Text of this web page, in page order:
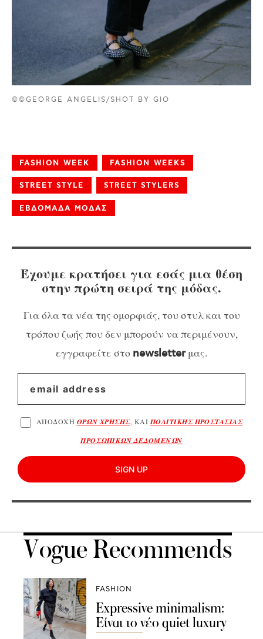
©©GEORGE ANGELIS/SHOT BY GIO
FASHION WEEK FASHION WEEKS
STREET STYLE STREET STYLERS
ΕΒΔΟΜΑΔΑ ΜΟΔΑΣ
Έχουμε κρατήσει για εσάς μια θέση
στην πρώτη σειρά της μόδας.
Για όλα τα νέα της ομορφιάς, του στυλ και του
τρόπου ζωής που δεν μπορούν να περιμένουν,
εγγραφείτε στο newsletterμας.
ΑΠΟΔΟΧΗ ΟΡΩΝ ΧΡΗΣΗΣ, ΚΑΙ ΠΟΛΙΤΙΚΗΣ ΠΡΟΣΤΑΣΙΑΣ
ΠΡΟΣΩΠΙΚΩΝ ΔΕΔΟΜΕΝΩΝ
SIGN UP
Vogue Recommends
FASHION
Expressive minimalism:
Είναι το νέο quiet luxury